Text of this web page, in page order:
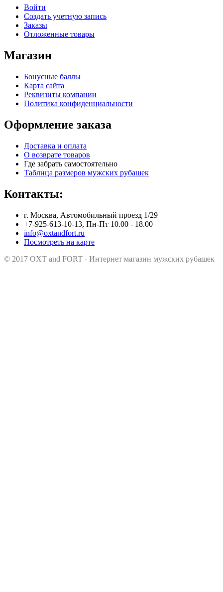
Войти
Создать учетную запись
Заказы
Отложенные товары
Магазин
Бонусные баллы
Карта сайта
Реквизиты компании
Политика конфиденциальности
Оформление заказа
Доставка и оплата
О возврате товаров
Где забрать самостоятельно
Таблица размеров мужских рубашек
Контакты:
г. Москва, Автомобильный проезд 1/29
+7-925-613-10-13, Пн-Пт 10.00 - 18.00
info@oxtandfort.ru
Посмотреть на карте
© 2017 OXT and FORT - Интернет магазин мужских рубашек